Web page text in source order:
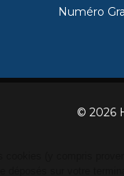
partenaires tiers)
Numéro
© 2026